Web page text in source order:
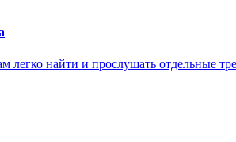
найти и прослушать отдельные